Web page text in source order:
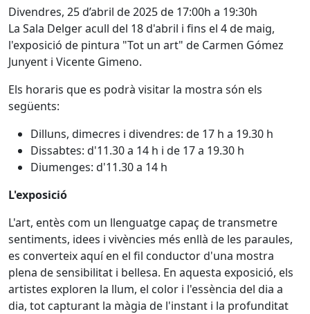
Divendres, 25 d’abril de 2025 de 17:00h a 19:30h
La Sala Delger acull del 18 d'abril i fins el 4 de maig,
l'exposició de pintura "Tot un art" de Carmen Gómez
Junyent i Vicente Gimeno.
Els horaris que es podrà visitar la mostra són els
següents:
Dilluns, dimecres i divendres: de 17 h a 19.30 h
Dissabtes: d'11.30 a 14 h i de 17 a 19.30 h
Diumenges: d'11.30 a 14 h
L'exposició
L'art, entès com un llenguatge capaç de transmetre
sentiments, idees i vivències més enllà de les paraules,
es converteix aquí en el fil conductor d'una mostra
plena de sensibilitat i bellesa. En aquesta exposició, els
artistes exploren la llum, el color i l'essència del dia a
dia, tot capturant la màgia de l'instant i la profunditat